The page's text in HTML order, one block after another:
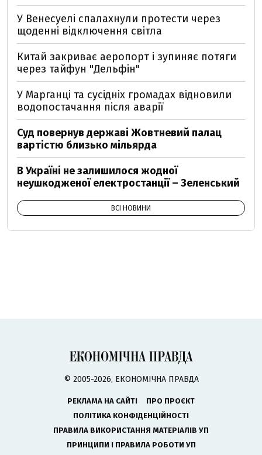
У Венесуелі спалахнули протести через
щоденні відключення світла
Китай закриває аеропорт і зупиняє потяги
через тайфун "Дельфін"
У Марганці та сусідніх громадах відновили
водопостачання після аварії
Суд повернув державі Жовтневий палац
вартістю близько мільярда
В Україні не залишилося жодної
неушкодженої електростанції – Зеленський
ВСІ НОВИНИ
© 2005-2026, ЕКОНОМІЧНА ПРАВДА
РЕКЛАМА НА САЙТІ
ПРО ПРОЄКТ
ПОЛІТИКА КОНФІДЕНЦІЙНОСТІ
ПРАВИЛА ВИКОРИСТАННЯ МАТЕРІАЛІВ УП
ПРИНЦИПИ І ПРАВИЛА РОБОТИ УП